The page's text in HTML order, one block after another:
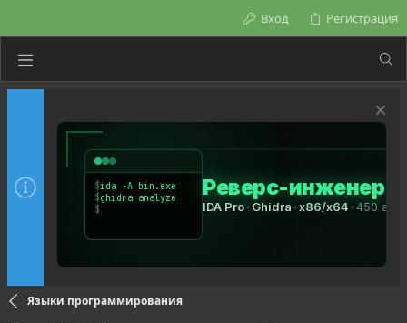
Вход Регистрация
Языки программирования